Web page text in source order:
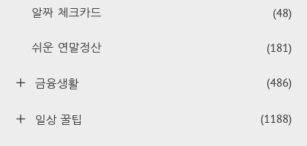
알짜 체크카드 (48)
쉬운 연말정산 (181)
금융생활 (486)
일상 꿀팁 (1188)